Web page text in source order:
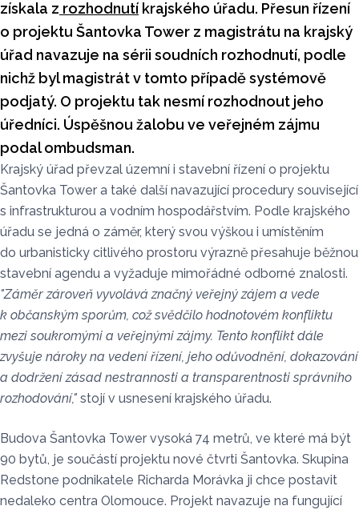
získala z rozhodnutíkrajského úřadu. Přesun řízení
o projektu Šantovka Tower z magistrátu na krajský
úřad navazuje na sérii soudních rozhodnutí, podle
nichž byl magistrát v tomto případě systémově
podjatý. O projektu tak nesmí rozhodnout jeho
úředníci. Úspěšnou žalobu ve veřejném zájmu
podal ombudsman.
Krajský úřad převzal územní i stavební řízení o projektu
Šantovka Tower a také další navazující procedury související
s infrastrukturou a vodním hospodářstvím. Podle krajského
úřadu se jedná o záměr, který svou výškou i umístěním
do urbanisticky citlivého prostoru výrazně přesahuje běžnou
stavební agendu a vyžaduje mimořádné odborné znalosti.
"Záměr zároveň vyvolává značný veřejný zájem a vede
k občanským sporům, což svědčilo hodnotovém konfliktu
mezi soukromými a veřejnými zájmy. Tento konflikt dále
zvyšuje nároky na vedení řízení, jeho odůvodnění, dokazování
a dodržení zásad nestrannosti a transparentnosti správního
rozhodování," stojí v usnesení krajského úřadu.
Budova Šantovka Tower vysoká 74 metrů, ve které má být
90 bytů, je součástí projektu nové čtvrti Šantovka. Skupina
Redstone podnikatele Richarda Morávka ji chce postavit
nedaleko centra Olomouce. Projekt navazuje na fungující